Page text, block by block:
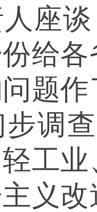
座
给
题
调
轻工
义